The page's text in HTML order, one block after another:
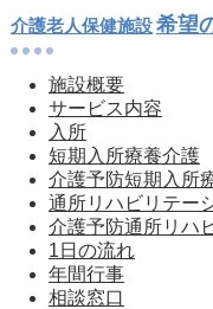
介護老人保健施設希望
施設概要
サービス内容
入所
短期入所療養介護
介護予防短期入所
通所リハビリテー
介護予防通所リハ
1日の流れ
年間行事
相談窓口